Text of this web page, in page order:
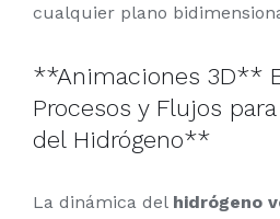
cualquier plano
**Animaciones 3D**
Procesos y Flujos
del Hidrógeno**
La dinámica del hidrógeno